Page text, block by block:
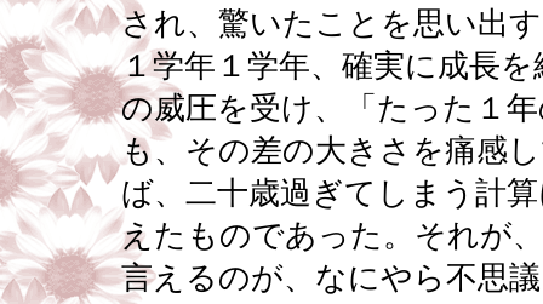
され、驚いたことを思い出
１学年１学年、確実に成長
の威圧を受け、「たった１
も、その差の大きさを痛感
ば、二十歳過ぎてしまう計
えたものであった。それが
言えるのが、なにやら不思